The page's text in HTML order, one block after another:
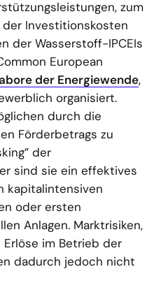
zum
der Investitionskosten
der Wasserstoff-IPCEIs
European
der Energiewende,
organisiert.
durch die
Förderbetrags zu
der
sind sie ein effektives
kapitalintensiven
oder ersten
Anlagen. Marktrisiken,
im Betrieb der
dadurch jedoch nicht